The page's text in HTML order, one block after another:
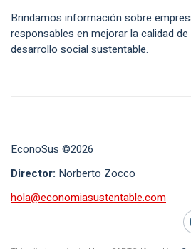
Brindamos información sobre
responsables en mejorar la calidad
desarrollo social sustentable.
EconoSus ©2026
Director: Norberto Zocco
hola@economiasustentable.com